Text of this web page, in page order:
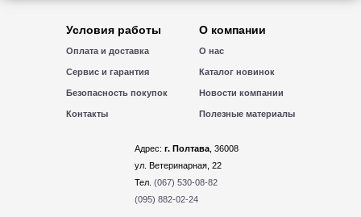
Условия работы
Оплата и доставка
Сервис и гарантия
Безопасность покупок
Контакты
О компании
О нас
Каталог новинок
Новости компании
Полезные материалы
Адрес: г. Полтава, 36008
ул. Ветеринарная, 22
Тел. (067) 530-08-82
(095) 882-02-24